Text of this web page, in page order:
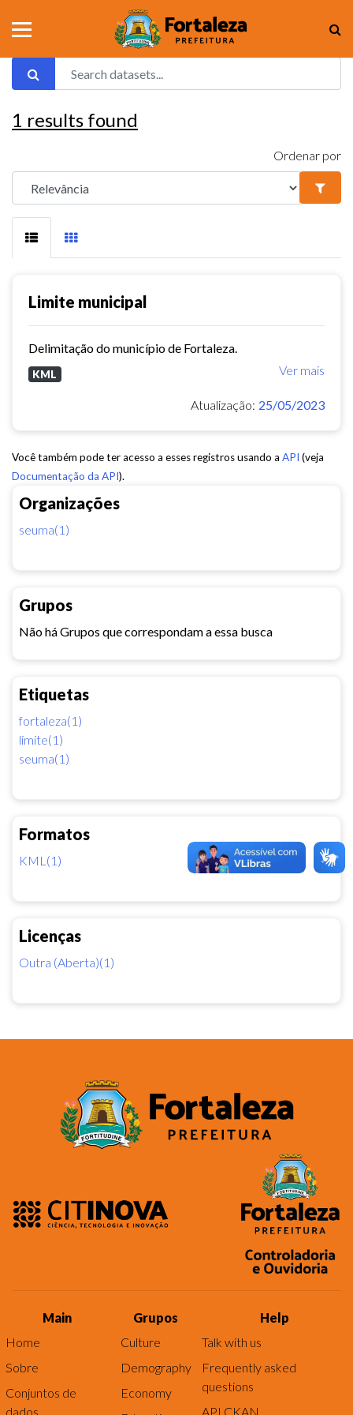
Organizações
seuma(1)
Grupos
Não há Grupos que correspondam a essa busca
Etiquetas
fortaleza(1)
limite(1)
seuma(1)
Formatos
KML(1)
Licenças
Outra (Aberta)(1)
1 results found
Ordenar por
Limite municipal
Delimitação do município de Fortaleza.
Ver mais
KML
Atualização: 25/05/2023
Você também pode ter acesso a esses registros usando a API (veja
Documentação da API).
Main
Home
Sobre
Conjuntos de
dados
Grupos
Culture
Demography
Economy
Help
Talk with us
Frequently asked
questions
API CKAN